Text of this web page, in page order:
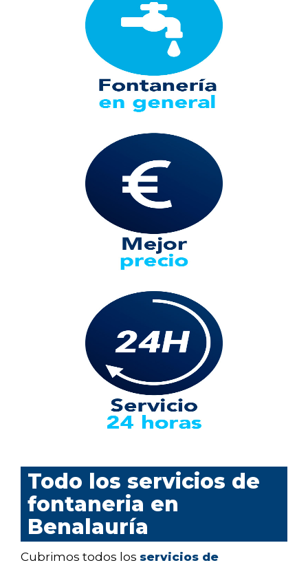
Todo los servicios de
fontaneria en
Benalauría
Cubrimos todos los servicios de